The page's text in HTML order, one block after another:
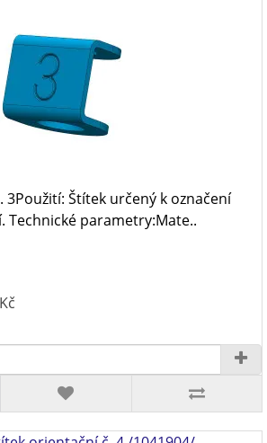
Štítek určený k označení
Technické parametry:Mate..